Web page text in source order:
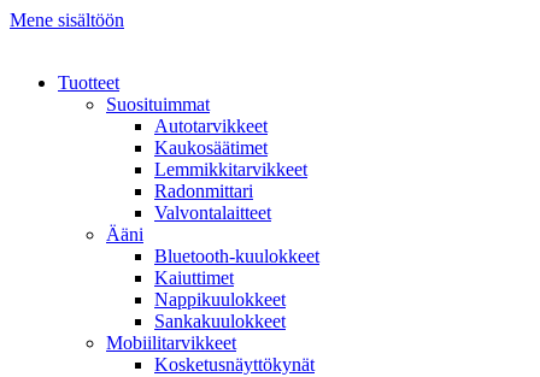
Mene sisältöön
Tuotteet
Suosituimmat
Autotarvikkeet
Kaukosäätimet
Lemmikkitarvikkeet
Radonmittari
Valvontalaitteet
Ääni
Bluetooth-kuulokkeet
Kaiuttimet
Nappikuulokkeet
Sankakuulokkeet
Mobiilitarvikkeet
Kosketusnäyttökynät